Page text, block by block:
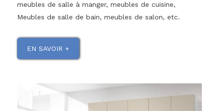
meubles de salle à manger, meubles de cuisine,
Meubles de salle de bain, meubles de salon, etc.
EN SAVOIR +